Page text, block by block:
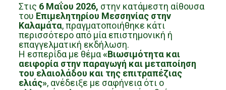
Στις 6 Μαΐου 2026, στην κατάμεστη αίθουσα
του Επιμελητηρίου Μεσσηνίας στην
Καλαμάτα, πραγματοποιήθηκε κάτι
περισσότερο από μία επιστημονική ή
επαγγελματική εκδήλωση.
Η εσπερίδα με θέμα«Βιωσιμότητα και
αειφορία στην παραγωγή και μεταποίηση
του ελαιολάδου και της επιτραπέζιας
ελιάς», ανέδειξε με σαφήνεια ότι ο